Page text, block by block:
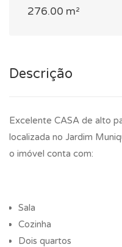
276.00 m²
Descrição
Excelente CASA de alto
localizada no Jardim
o imóvel conta com:
Sala
Cozinha
Dois quartos